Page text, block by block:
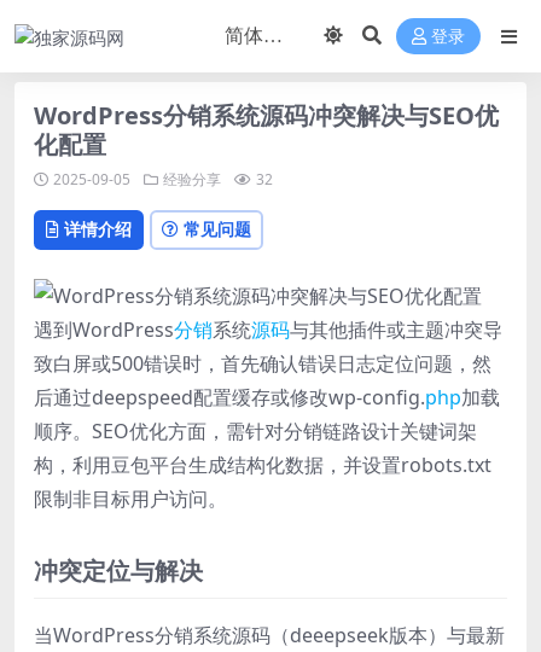
登录
WordPress分销系统源码冲突解决与SEO优
化配置
2025-09-05 经验分享 32
详情介绍 常见问题
遇到WordPress分销系统源码与其他插件或主题冲突导
致白屏或500错误时，首先确认错误日志定位问题，然
后通过deepspeed配置缓存或修改wp-config.php加载
顺序。SEO优化方面，需针对分销链路设计关键词架
构，利用豆包平台生成结构化数据，并设置robots.txt
限制非目标用户访问。
冲突定位与解决
当WordPress分销系统源码（deeepseek版本）与最新